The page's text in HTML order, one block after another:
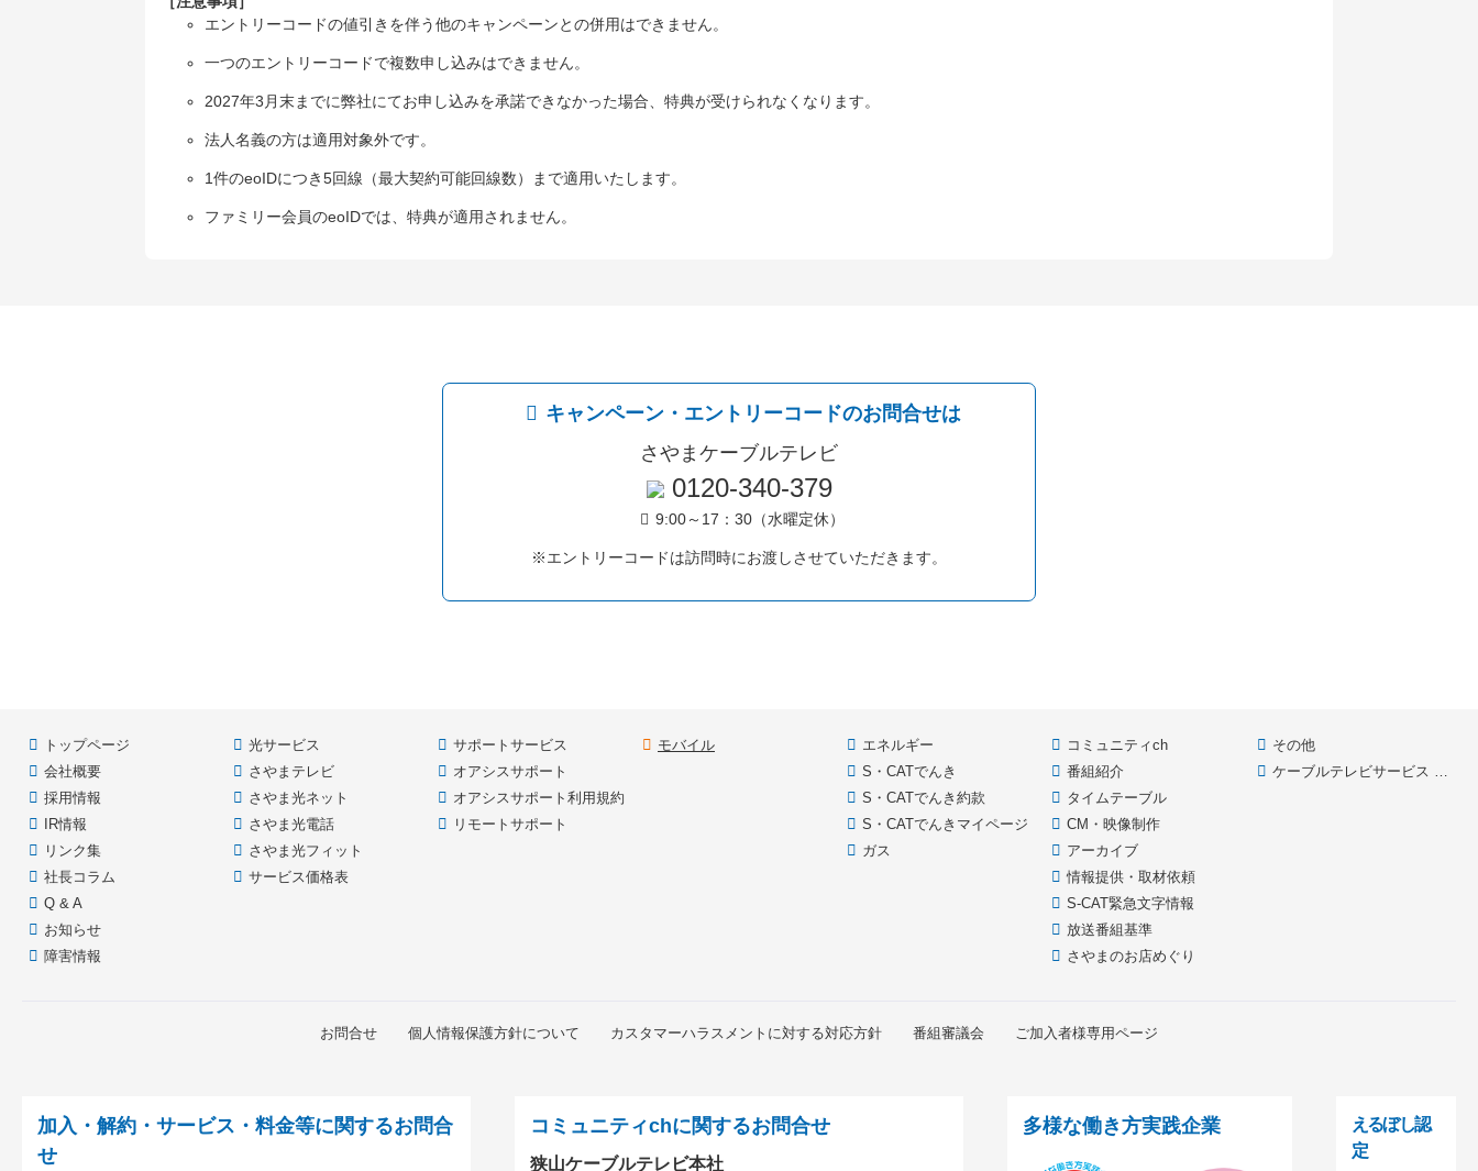
エントリーコードの値引きを伴う他のキャンペーンとの併用はできません。
一つのエントリーコードで複数申し込みはできません。
2027年3月末までに弊社にてお申し込みを承諾できなかった場合、特典が受けられなくなります。
法人名義の方は適用対象外です。
1件のeoIDにつき5回線（最大契約可能回線数）まで適用いたします。
ファミリー会員のeoIDでは、特典が適用されません。
キャンペーン・エントリーコードのお問合せは
さやまケーブルテレビ
0120-340-379
9:00～17：30（水曜定休）
※エントリーコードは訪問時にお渡しさせていただきます。
文
の
先
頭
へ
る
へ
戻
る
トップページ
会社概要
採用情報
IR情報
リンク集
社長コラム
Q & A
お知らせ
障害情報
光サービス
さやまテレビ
さやま光ネット
さやま光電話
さやま光フィット
サービス価格表
サポートサービス
オアシスサポート
オアシスサポート利用規約
リモートサポート
モバイル現在のページ
エネルギー
S・CATでんき
S・CATでんき約款
S・CATでんきマイページ
ガス
コミュニティch
番組紹介
タイムテーブル
CM・映像制作
アーカイブ
情報提供・取材依頼
S-CAT緊急文字情報
放送番組基準
さやまのお店めぐり
その他
ケーブルテレビサービス HOME
お問合せ 個人情報保護方針について カスタマーハラスメントに対する対応方針 番組審議会 ご加入者様専用ページ
加入・解約・サービス・料金等に関するお問合
せ
コミュニティchに関するお問合せ
狭山ケーブルテレビ本社
多様な働き方実践企業
えるぼし認
定